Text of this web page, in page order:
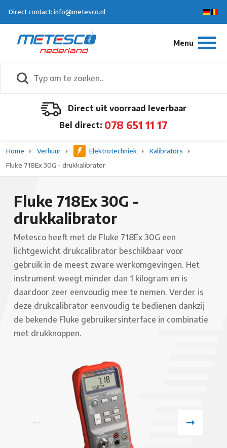
Direct contact: info@metesco.nl
Direct uit voorraad leverbaar
Bel direct: 078 651 11 17
Home Verhuur Elektrotechniek
Kalibrators
Fluke 718Ex 30G - drukkalibrator
Fluke 718Ex 30G -
drukkalibrator
Metesco heeft met de Fluke 718Ex 30G een
lichtgewicht drukcalibrator beschikbaar voor
gebruik in de meest zware werkomgevingen. Het
instrument weegt minder dan 1 kilogram en is
daardoor zeer eenvoudig mee te nemen. Verder is
deze drukcalibrator eenvoudig te bedienen dankzij
de bekende Fluke gebruikersinterface in combinatie
met drukknoppen.